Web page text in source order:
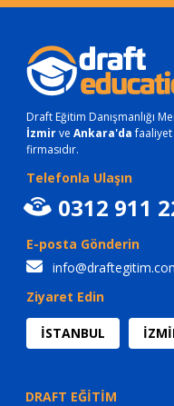
Draft Eğitim Danışmanlığı
İzmirve Ankara'dafaaliyet
firmasıdır.
Telefonla Ulaşın
0312 911
E-posta Gönderin
Ziyaret Edin
İSTANBUL
DRAFT EĞİTİM